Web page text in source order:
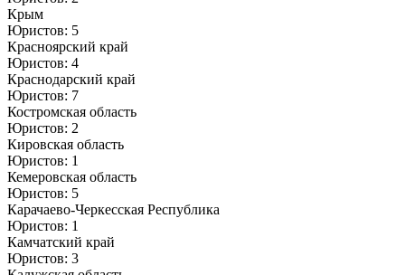
Крым
Юристов: 5
Красноярский край
Юристов: 4
Краснодарский край
Юристов: 7
Костромская область
Юристов: 2
Кировская область
Юристов: 1
Кемеровская область
Юристов: 5
Карачаево-Черкесская Республика
Юристов: 1
Камчатский край
Юристов: 3